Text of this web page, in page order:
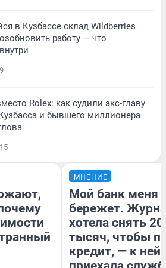
в Кузбассе склад Wildberries
работу — что
9
Rolex: как судили экс-главу
и бывшего миллионера
15
МНЕНИЕ
Мой банк меня
бережет.
хотела снять
тысяч, чтобы
кредит, — к